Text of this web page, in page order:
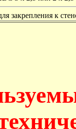
закрепления к